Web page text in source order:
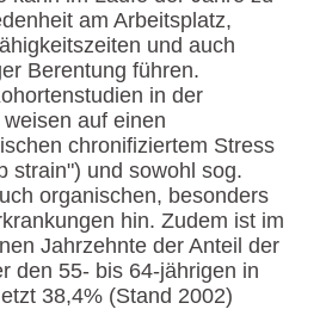
am Arbeitsplatz,
und auch
Berentung führen.
in der
auf einen
chronifiziertem Stress
strain") und sowohl sog.
organischen, besonders
hin. Zudem ist im
Jahrzehnte der Anteil der
den 55- bis 64-jährigen in
38,4% (Stand 2002)